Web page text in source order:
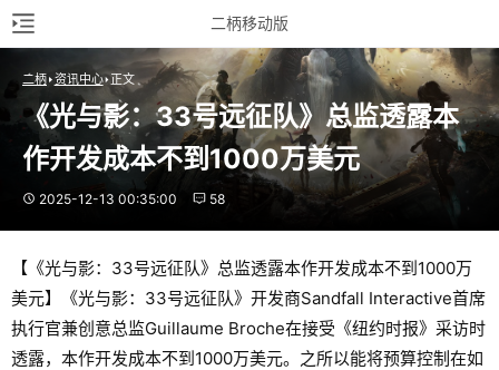
二柄移动版
二柄 资讯中心 正文
《光与影：33号远征队》总监透露本
作开发成本不到1000万美元
2025-12-13 00:35:00 58
【《光与影：33号远征队》总监透露本作开发成本不到1000万
美元】《光与影：33号远征队》开发商Sandfall Interactive首席
执行官兼创意总监Guillaume Broche在接受《纽约时报》采访时
透露，本作开发成本不到1000万美元。之所以能将预算控制在如